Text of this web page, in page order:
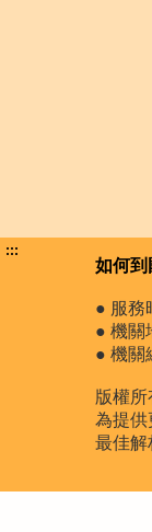
:::
如何到
● 服務
● 機關
● 機關
版權
為提供
最佳解